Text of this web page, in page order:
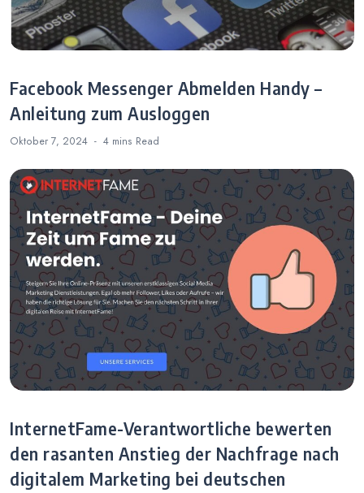
Facebook Messenger Abmelden Handy –
Anleitung zum Ausloggen
Oktober 7, 2024 4 mins Read
InternetFame-Verantwortliche bewerten
den rasanten Anstieg der Nachfrage nach
digitalem Marketing bei deutschen